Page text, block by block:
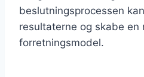
beslutningsprocessen
resultaterne og skabe
forretningsmodel.